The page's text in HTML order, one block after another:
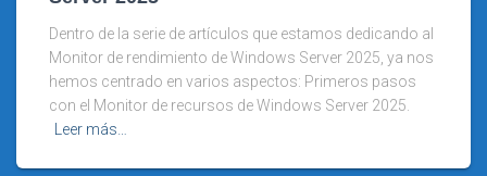
Dentro de la serie de artículos que estamos dedicando al
Monitor de rendimiento de Windows Server 2025, ya nos
hemos centrado en varios aspectos: Primeros pasos
con el Monitor de recursos de Windows Server 2025.
Leer más…